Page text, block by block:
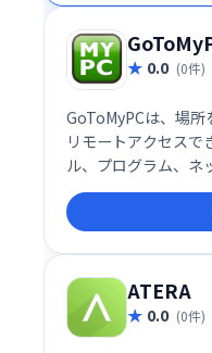
0.0 (0件)
GoToMyPCは、場
リモートアクセスで
ル、プログラム、ネ
かのように操作で
を選ばず、いつでも
スしたい方におすす
ATERA
0.0 (0件)